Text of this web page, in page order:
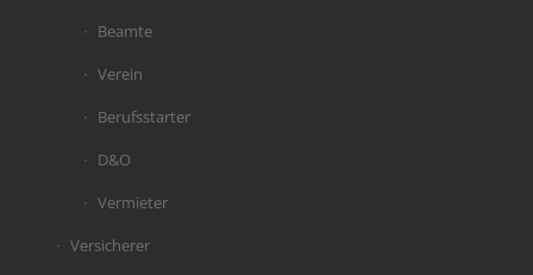
Beamte
Verein
Berufsstarter
D&O
Vermieter
Versicherer